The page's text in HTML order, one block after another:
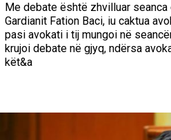
Me debate është zhvilluar
Gardianit Fation Baci, iu caktua
pasi avokati i tij mungoi në
krujoi debate në gjyq, ndërsa
kët&a